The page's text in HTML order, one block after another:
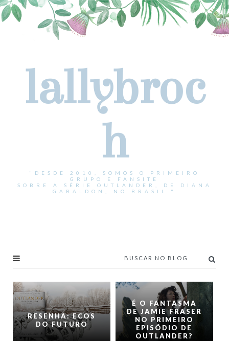
lallybroc
h
"DESDE 2010, SOMOS O PRIMEIRO
GRUPO E FANSITE
SOBRE A SÉRIE OUTLANDER, DE DIANA
GABALDON, NO BRASIL."
RESENHA: ECOS
DO FUTURO
É O FANTASMA
DE JAMIE FRASER
NO PRIMEIRO
EPISÓDIO DE
OUTLANDER?